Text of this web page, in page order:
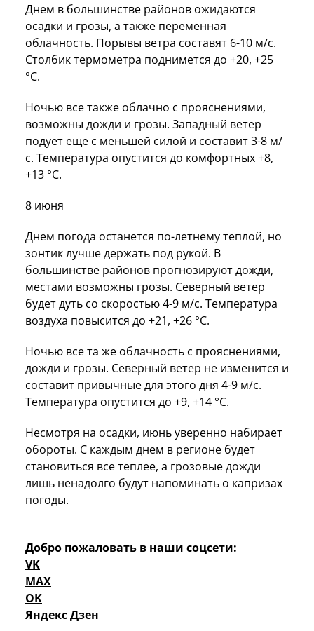
Днем в большинстве районов ожидаются
осадки и грозы, а также переменная
облачность. Порывы ветра составят 6-10 м/с.
Столбик термометра поднимется до +20, +25
°C.
Ночью все также облачно с прояснениями,
возможны дожди и грозы. Западный ветер
подует еще с меньшей силой и составит 3-8 м/
с. Температура опустится до комфортных +8,
+13 °C.
8 июня
Днем погода останется по-летнему теплой, но
зонтик лучше держать под рукой. В
большинстве районов прогнозируют дожди,
местами возможны грозы. Северный ветер
будет дуть со скоростью 4-9 м/с. Температура
воздуха повысится до +21, +26 °C.
Ночью все та же облачность с прояснениями,
дожди и грозы. Северный ветер не изменится и
составит привычные для этого дня 4-9 м/с.
Температура опустится до +9, +14 °C.
Несмотря на осадки, июнь уверенно набирает
обороты. С каждым днем в регионе будет
становиться все теплее, а грозовые дожди
лишь ненадолго будут напоминать о капризах
погоды.
Добро пожаловать в наши соцсети:
VK
MAX
OK
Яндекс Дзен